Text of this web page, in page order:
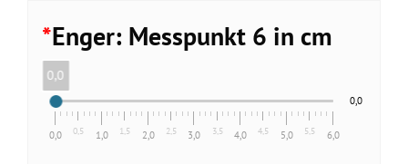
*Enger: Messpunkt 6 in cm
0,0
0,0 0,5 1,0 1,5 2,0 2,5 3,0 3,5 4,0 4,5 5,0 5,5 6,0
0,0